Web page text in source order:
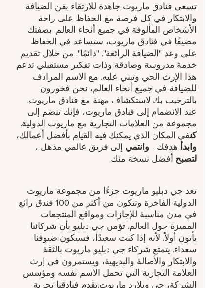
تسعى فنادق ماريوت جاهدة للارتقاء بفن الضيافة
والابتكار في كل فرصة مع الحفاظ على راحة
الأشخاص المألوفة في جميع أنحاء العالم. بصفتك
مضيفًا في فنادق ماريوت، ستساعد في الحفاظ
على وعد "الضيافة الرائعة". "دائمًا". من خلال تقديم
خدمة مدروسة وصادقة وذات تفكير مستقبلي تدعم
هذا الإرث الحي وتبني عليه. مع الاسم المرادف
للضيافة في جميع أنحاء العالم، نحن فخورون
بالترحيب بك لاستكشاف مهنة مع فنادق ماريوت.
عند الانضمام إلى فنادق ماريوت، فإنك تنضم إلى
مجموعة من العلامات التجارية مع ماريوت الدولية.
في المكان الذي يمكنك فيه القيام بأفضل أعمالك،
وابدأهدفك ​،وانتميإلى فريق عالمي مذهل ​،
لتصبحأفضل نسخة منك.
تعد جي دبليو ماريوت جزءًا من مجموعة ماريوت
الدولية الفاخرة وتتكون من أكثر من 100 فندق رائع
في مدن مناسبة للإجازات ومواقع المنتجعات
المميزة حول العالم. تؤمن جي دبليو بأن شركائنا
يأتون أولاً. لأنه إذا كنت سعيدًا، فسيكون ضيوفنا
سعداء. يتمتع شركاء جي دبليو ماريوت بالثقة
والابتكار والأصالة والبديهية، ويستمرون في إرث
العلامة التجارية التي تحمل الاسم نفسه ومؤسس
الشركة، جي ويلارد ماريوت.تقدم فنادقنا تجربة